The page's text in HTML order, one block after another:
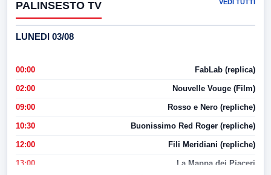
PALINSESTO TV VEDI TUTTI
LUNEDI 03/08
00:00 FabLab (replica)
02:00 Nouvelle Vouge (Film)
09:00 Rosso e Nero (repliche)
10:30 Buonissimo Red Roger (repliche)
12:00 Fili Meridiani (repliche)
13:00 La Mappa dei Piaceri